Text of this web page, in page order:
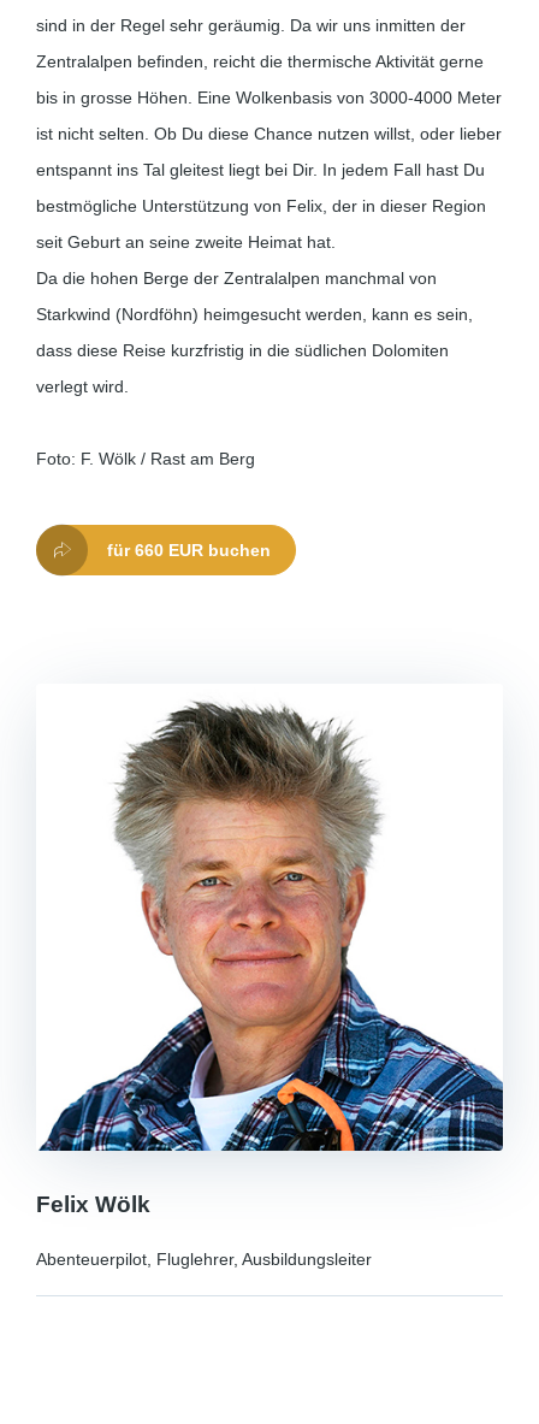
sind in der Regel sehr geräumig. Da wir uns inmitten der
Zentralalpen befinden, reicht die thermische Aktivität gerne
bis in grosse Höhen. Eine Wolkenbasis von 3000-4000 Meter
ist nicht selten. Ob Du diese Chance nutzen willst, oder lieber
entspannt ins Tal gleitest liegt bei Dir. In jedem Fall hast Du
bestmögliche Unterstützung von Felix, der in dieser Region
seit Geburt an seine zweite Heimat hat.
Da die hohen Berge der Zentralalpen manchmal von
Starkwind (Nordföhn) heimgesucht werden, kann es sein,
dass diese Reise kurzfristig in die südlichen Dolomiten
verlegt wird.
Foto: F. Wölk / Rast am Berg
für 660 EUR buchen
Felix Wölk
Abenteuerpilot, Fluglehrer, Ausbildungsleiter